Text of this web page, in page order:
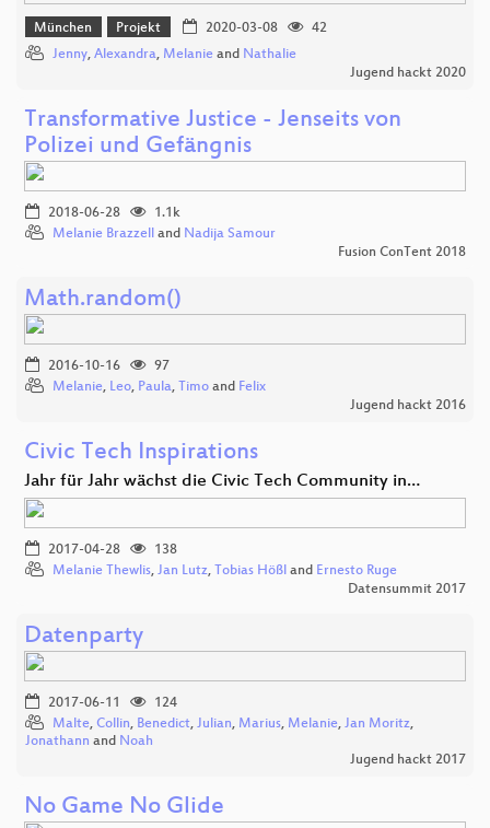
München Projekt 2020-03-08
42
Jenny, Alexandra, Melanie and Nathalie
Jugend hackt 2020
Transformative Justice - Jenseits von
Polizei und Gefängnis
2018-06-28
1.1k
Melanie Brazzell and Nadija Samour
Fusion ConTent 2018
Math.random()
2016-10-16
97
Melanie, Leo, Paula, Timo and Felix
Jugend hackt 2016
Civic Tech Inspirations
Jahr für Jahr wächst die Civic Tech Community in…
2017-04-28
138
Melanie Thewlis, Jan Lutz, Tobias Hößl and Ernesto Ruge
Datensummit 2017
Datenparty
2017-06-11
124
Malte, Collin, Benedict, Julian, Marius, Melanie, Jan Moritz,
Jonathann and Noah
Jugend hackt 2017
No Game No Glide